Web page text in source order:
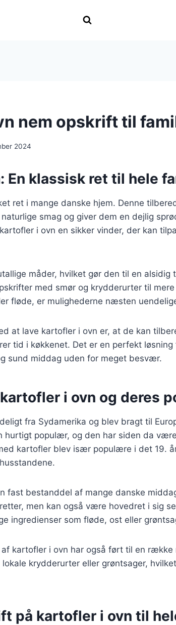
nem opskrift til
2024
En klassisk ret til hele
ret i mange danske hjem. Denne
smag og giver dem en dejlig
i ovn en sikker vinder, der kan
måder, hvilket gør den til en alsidig
med smør og krydderurter til
fløde, er mulighederne næsten
at lave kartofler i ovn er, at de kan
tid i køkkenet. Det er en perfekt
sund middag uden for meget besvær.
i ovn og deres
fra Sydamerika og blev bragt til
hurtigt populær, og den har siden da
kartofler blev især populære i det 19.
fast bestanddel af mange danske
men kan også være hovedret i sig
ingredienser som fløde, ost eller
kartofler i ovn har også ført til en række
krydderurter eller grøntsager,
på kartofler i ovn til